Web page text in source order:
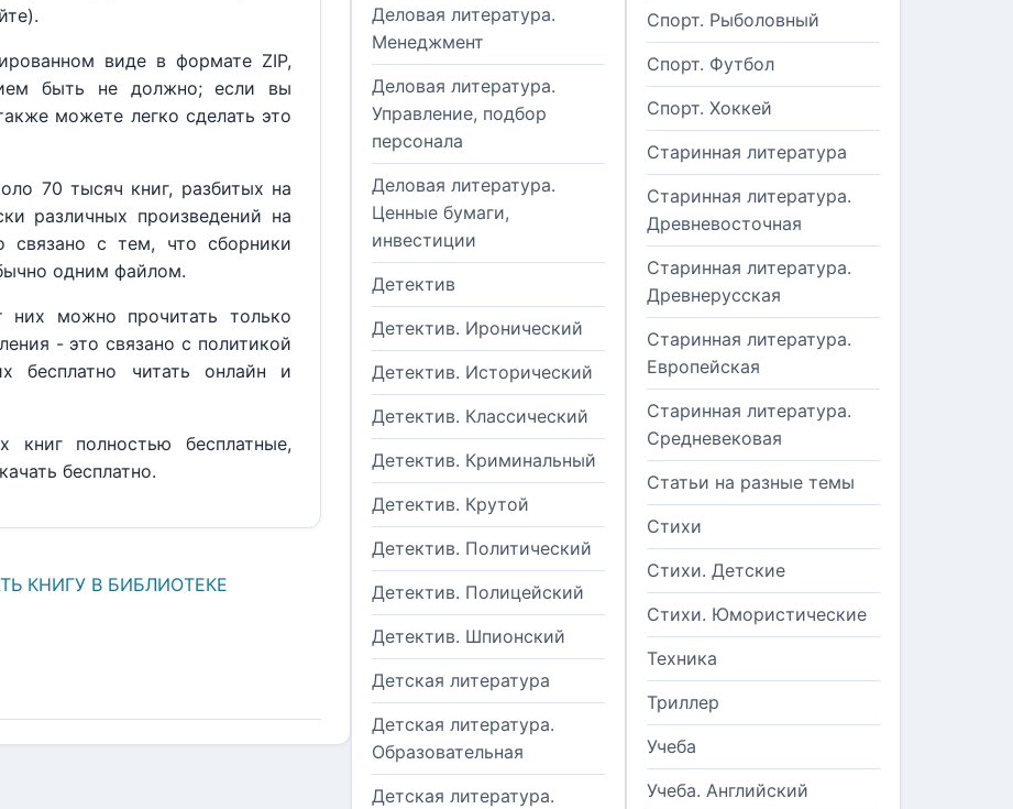
виде в формате ZIP,
быть не должно; если вы
можете легко сделать это
70 тысяч книг, разбитых на
различных произведений на
связано с тем, что сборники
одним файлом.
них можно прочитать только
- это связано с политикой
бесплатно читать онлайн и
книг полностью бесплатные,
бесплатно.
КНИГУ В БИБЛИОТЕКЕ
Деловая литература.
Менеджмент
Деловая литература.
Управление, подбор
персонала
Деловая литература.
Ценные бумаги,
инвестиции
Детектив
Детектив. Иронический
Детектив. Исторический
Детектив. Классический
Детектив. Криминальный
Детектив. Крутой
Детектив. Политический
Детектив. Полицейский
Детектив. Шпионский
Детская литература
Детская литература.
Образовательная
Детская литература.
Спорт. Рыболовный
Спорт. Футбол
Спорт. Хоккей
Старинная литература
Старинная литература.
Древневосточная
Старинная литература.
Древнерусская
Старинная литература.
Европейская
Старинная литература.
Средневековая
Статьи на разные темы
Стихи
Стихи. Детские
Стихи. Юмористические
Техника
Триллер
Учеба
Учеба. Английский